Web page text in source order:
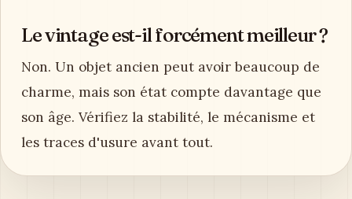
Le vintage est-il forcément meilleur ?
Non. Un objet ancien peut avoir beaucoup de
charme, mais son état compte davantage que
son âge. Vérifiez la stabilité, le mécanisme et
les traces d'usure avant tout.